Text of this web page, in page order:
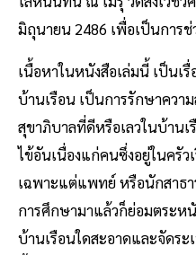
มิถุนายน 2486 เพื่อเป็นการ
เนื้อหาในหนังสือเล่มนี้ เป็นเรื่
บ้านเรือน เป็นการรักษาควา
สุขาภิบาลที่ดีหรือเลวในบ้านเ
ไข้อันเนื่องแก่คนซึ่งอยู่ในครั
เฉพาะแต่แพทย์ หรือนักสาธ
การศึกษามาแล้วก็ย่อมตระห
บ้านเรือนใดสะอาดและจัดร